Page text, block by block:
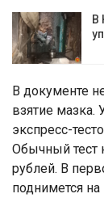
В
В документе
взятие
экспресс-
Обычный тест
рублей. В
поднимется